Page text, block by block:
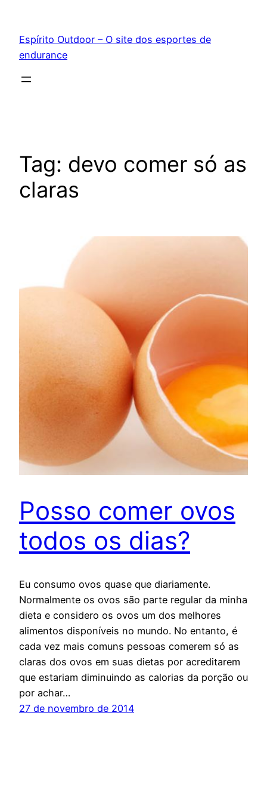
conteúdo
Espírito Outdoor – O site dos esportes de
endurance
Tag: devo comer só as
claras
Posso comer ovos
todos os dias?
Eu consumo ovos quase que diariamente.
Normalmente os ovos são parte regular da minha
dieta e considero os ovos um dos melhores
alimentos disponíveis no mundo. No entanto, é
cada vez mais comuns pessoas comerem só as
claras dos ovos em suas dietas por acreditarem
que estariam diminuindo as calorias da porção ou
por achar…
27 de novembro de 2014